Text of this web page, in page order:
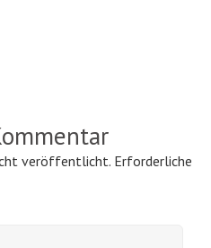
veröffentlicht. Erforderliche